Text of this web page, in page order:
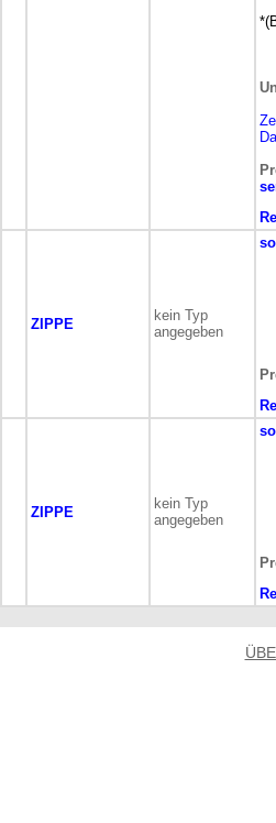
ZIPPE
kein Typ
angegeben
ZIPPE
kein Typ
angegeben